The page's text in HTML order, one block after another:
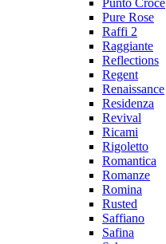
Punto Croce
Pure Rose
Raffi 2
Raggiante
Reflections
Regent
Renaissance
Residenza
Revival
Ricami
Rigoletto
Romantica
Romanze
Romina
Rusted
Saffiano
Safina